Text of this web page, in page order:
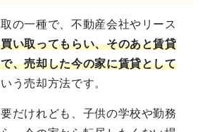
の一種で、不動産会社やリース
い取ってもらい、そのあと賃貸
、売却した今の家に賃貸として
う売却方法です。
だけれども、子供の学校や勤務